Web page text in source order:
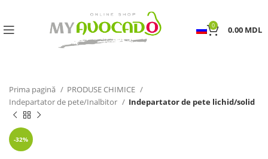
0 0.00 MDL
Prima pagină
PRODUSE CHIMICE
Indepartator de pete/Inalbitor
Indepartator de pete lichid/solid
-32%